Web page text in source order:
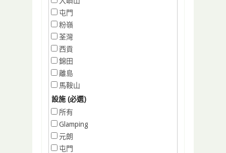
屯門
粉嶺
荃灣
西貢
錦田
離島
馬鞍山
設施 (必選)
所有
Glamping
元朗
屯門